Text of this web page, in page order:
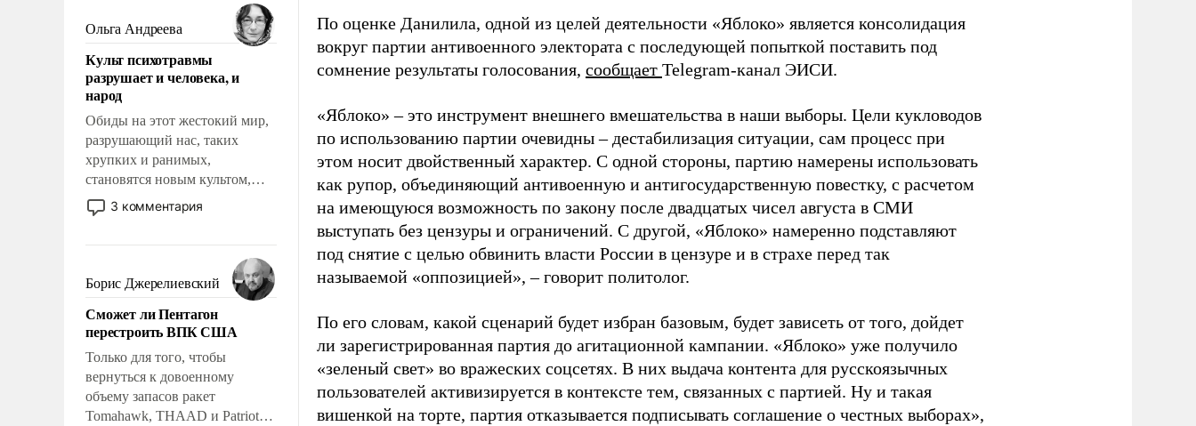
Ольга Андреева
Культ психотравмы
разрушает и человека, и
народ
Обиды на этот жестокий мир,
разрушающий нас, таких
хрупких и ранимых,
становятся новым культом,
постепенно вытесняя и
отменяя традиционное
мужественным и твердым под
ударами судьбы, брать на себя
ответственность, помогать
слабым, идти вперед и
адаптироваться.
3 комментария
Борис Джерелиевский
Сможет ли Пентагон
перестроить ВПК США
Только для того, чтобы
вернуться к довоенному
объему запасов ракет
Tomahawk, THAAD и Patriot
По оценке Данилила, одной из целей деятельности «Яблоко» является консолидация
вокруг партии антивоенного электората с последующей попыткой поставить под
сомнение результаты голосования, сообщает Telegram-канал ЭИСИ.
«Яблоко» – это инструмент внешнего вмешательства в наши выборы. Цели кукловодов
по использованию партии очевидны – дестабилизация ситуации, сам процесс при
этом носит двойственный характер. С одной стороны, партию намерены использовать
как рупор, объединяющий антивоенную и антигосударственную повестку, с расчетом
на имеющуюся возможность по закону после двадцатых чисел августа в СМИ
выступать без цензуры и ограничений. С другой, «Яблоко» намеренно подставляют
под снятие с целью обвинить власти России в цензуре и в страхе перед так
называемой «оппозицией», – говорит политолог.
По его словам, какой сценарий будет избран базовым, будет зависеть от того, дойдет
ли зарегистрированная партия до агитационной кампании. «Яблоко» уже получило
«зеленый свет» во вражеских соцсетях. В них выдача контента для русскоязычных
пользователей активизируется в контексте тем, связанных с партией. Ну и такая
вишенкой на торте, партия отказывается подписывать соглашение о честных выборах»,